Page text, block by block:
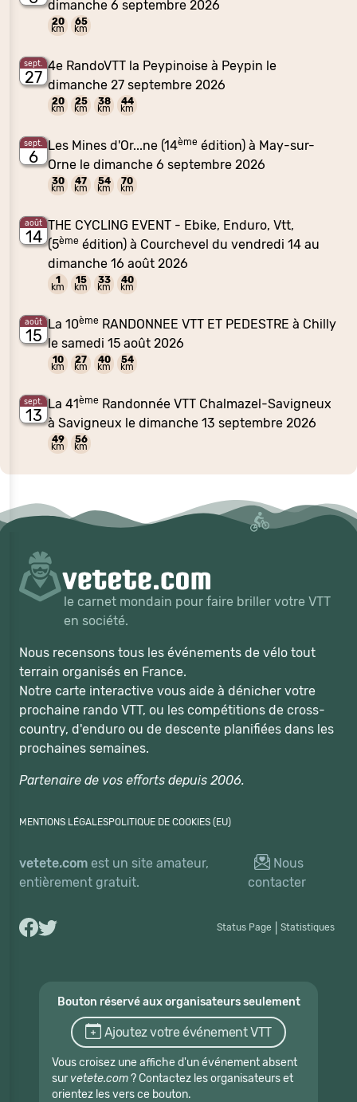
dimanche 6 septembre 2026
20
km
65
km
sept.
27
4e RandoVTT la Peypinoise à Peypin le
dimanche 27 septembre 2026
20
km
25
km
38
km
44
km
sept.
6
Les Mines d'Or...ne (14ème édition) à May-sur-
Orne le dimanche 6 septembre 2026
30
km
47
km
54
km
70
km
août
14
THE CYCLING EVENT - Ebike, Enduro, Vtt,
(5ème édition) à Courchevel du vendredi 14 au
dimanche 16 août 2026
1
km
15
km
33
km
40
km
août
15
La 10ème RANDONNEE VTT ET PEDESTRE à Chilly
le samedi 15 août 2026
10
km
27
km
40
km
54
km
sept.
13
La 41ème Randonnée VTT Chalmazel-Savigneux
à Savigneux le dimanche 13 septembre 2026
49
km
56
km
le carnet mondain pour faire briller votre VTT
en société.
Nous recensons tous les événements de vélo tout
terrain organisés en France.
Notre carte interactive vous aide à dénicher votre
prochaine rando VTT, ou les compétitions de cross-
country, d'enduro ou de descente planifiées dans les
prochaines semaines.
Partenaire de vos efforts depuis 2006.
MENTIONS LÉGALESPOLITIQUE DE COOKIES (EU)
vetete.com est un site amateur,
entièrement gratuit.
Nous
contacter
Status Page Statistiques
Bouton réservé aux organisateurs seulement
Ajoutez votre événement VTT
Vous croisez une affiche d'un événement absent
sur vetete.com? Contactez les organisateurs et
orientez les vers ce bouton.